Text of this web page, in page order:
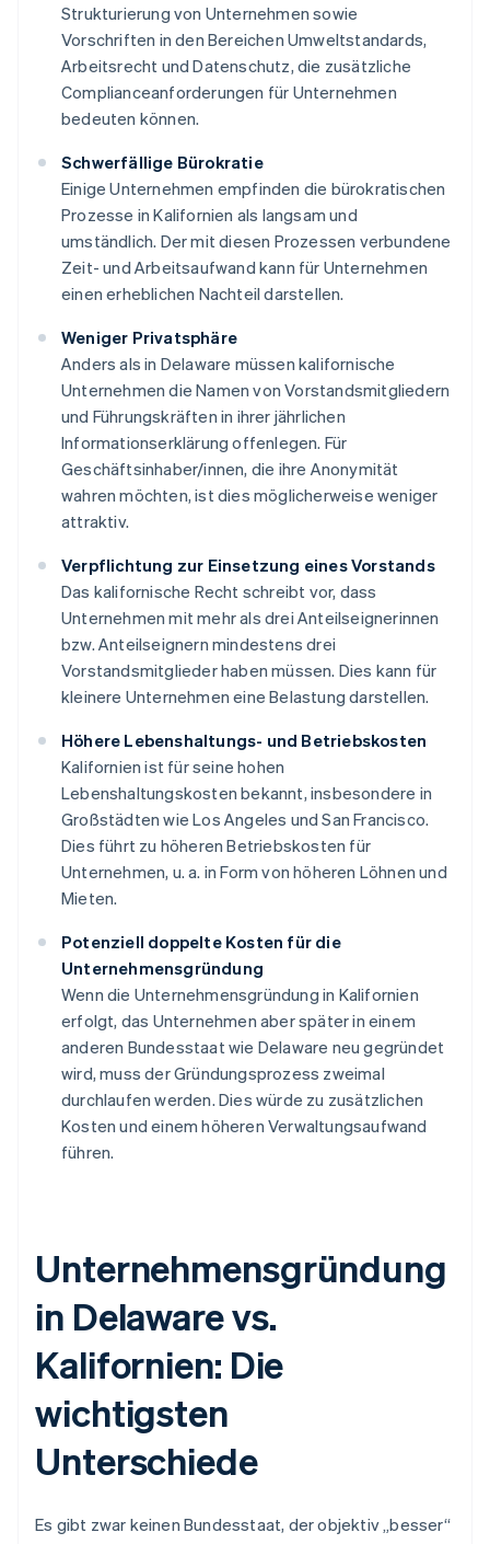
Strukturierung von Unternehmen sowie
Vorschriften in den Bereichen Umweltstandards,
Arbeitsrecht und Datenschutz, die zusätzliche
Complianceanforderungen für Unternehmen
bedeuten können.
Schwerfällige Bürokratie
Einige Unternehmen empfinden die bürokratischen
Prozesse in Kalifornien als langsam und
umständlich. Der mit diesen Prozessen verbundene
Zeit- und Arbeitsaufwand kann für Unternehmen
einen erheblichen Nachteil darstellen.
Weniger Privatsphäre
Anders als in Delaware müssen kalifornische
Unternehmen die Namen von Vorstandsmitgliedern
und Führungskräften in ihrer jährlichen
Informationserklärung offenlegen. Für
Geschäftsinhaber/innen, die ihre Anonymität
wahren möchten, ist dies möglicherweise weniger
attraktiv.
Verpflichtung zur Einsetzung eines Vorstands
Das kalifornische Recht schreibt vor, dass
Unternehmen mit mehr als drei Anteilseignerinnen
bzw. Anteilseignern mindestens drei
Vorstandsmitglieder haben müssen. Dies kann für
kleinere Unternehmen eine Belastung darstellen.
Höhere Lebenshaltungs- und Betriebskosten
Kalifornien ist für seine hohen
Lebenshaltungskosten bekannt, insbesondere in
Großstädten wie Los Angeles und San Francisco.
Dies führt zu höheren Betriebskosten für
Unternehmen, u. a. in Form von höheren Löhnen und
Mieten.
Potenziell doppelte Kosten für die
Unternehmensgründung
Wenn die Unternehmensgründung in Kalifornien
erfolgt, das Unternehmen aber später in einem
anderen Bundesstaat wie Delaware neu gegründet
wird, muss der Gründungsprozess zweimal
durchlaufen werden. Dies würde zu zusätzlichen
Kosten und einem höheren Verwaltungsaufwand
führen.
Unternehmensgründung
in Delaware vs.
Kalifornien: Die
wichtigsten
Unterschiede
Es gibt zwar keinen Bundesstaat, der objektiv „besser“